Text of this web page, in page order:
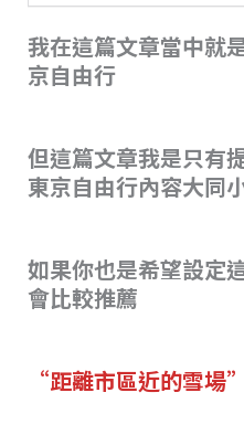
我在這篇文章當中就
京自由行
但這篇文章我是只有
東京自由行內容大同
如果你也是希望設定
會比較推薦
“距離市區近的雪場”